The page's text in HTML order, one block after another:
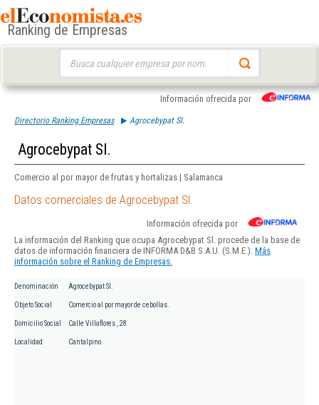
Ranking de Empresas
Información ofrecida por
Directorio Ranking Empresas Agrocebypat Sl.
Agrocebypat Sl.
Comercio al por mayor de frutas y hortalizas | Salamanca
Datos comerciales de Agrocebypat Sl.
Información ofrecida por
La información del Ranking que ocupa Agrocebypat Sl. procede de la base de
datos de información financiera de INFORMA D&B S.A.U. (S.M.E.). Más
información sobre el Ranking de Empresas.
Denominación Agrocebypat Sl.
Objeto Social Comercio al por mayor de cebollas.
Domicilio Social Calle Villaflores , 28
Localidad Cantalpino